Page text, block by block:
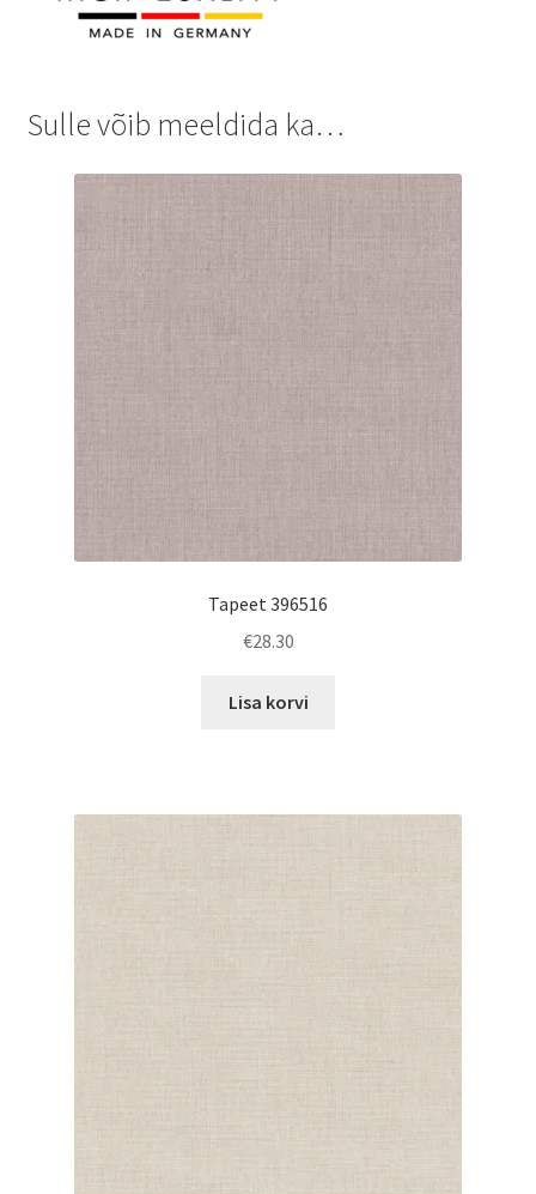
Sulle võib meeldida ka…
Tapeet 396516
€28.30
Lisa korvi